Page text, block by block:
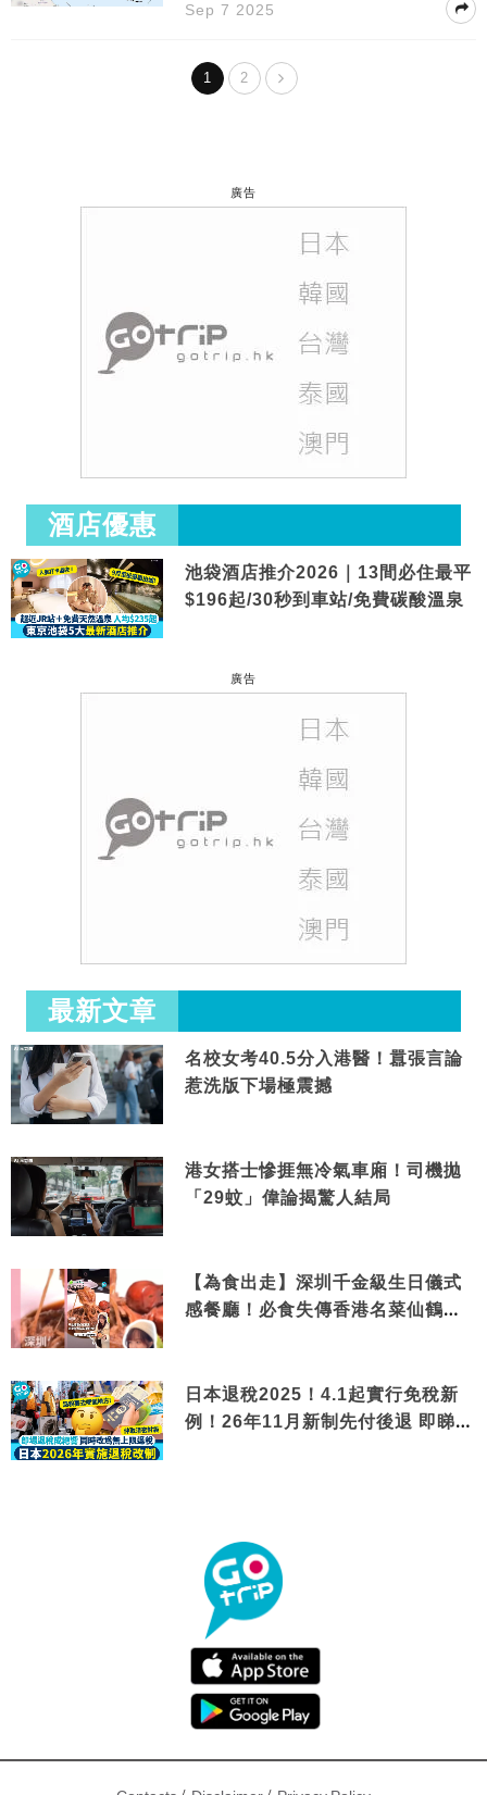
Sep 7 2025
1 2
廣告
酒店優惠
池袋酒店推介2026｜13間必住最平
$196起/30秒到車站/免費碳酸溫泉
廣告
最新文章
名校女考40.5分入港醫！囂張言論
惹洗版下場極震撼
港女搭士慘捱無冷氣車廂！司機拋
「29蚊」偉論揭驚人結局
【為食出走】深圳千金級生日儀式
感餐廳！必食失傳香港名菜仙鶴神
日本退稅2025！4.1起實行免稅新
例！26年11月新制先付後退 即睇步